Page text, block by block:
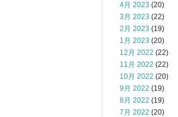
4月 2023 (20)
3月 2023 (22)
2月 2023 (19)
1月 2023 (20)
12月 2022 (22)
11月 2022 (22)
10月 2022 (20)
9月 2022 (19)
8月 2022 (19)
7月 2022 (20)